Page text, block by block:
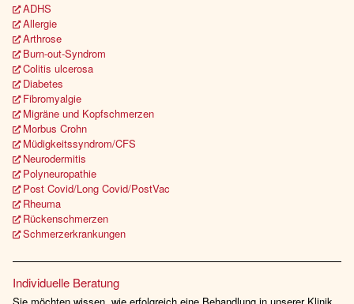
ADHS
Allergie
Arthrose
Burn-out-Syndrom
Colitis ulcerosa
Diabetes
Fibromyalgie
Migräne und Kopfschmerzen
Morbus Crohn
Müdigkeitssyndrom/CFS
Neurodermitis
Polyneuropathie
Post Covid/Long Covid/PostVac
Rheuma
Rückenschmerzen
Schmerzerkrankungen
Individuelle Beratung